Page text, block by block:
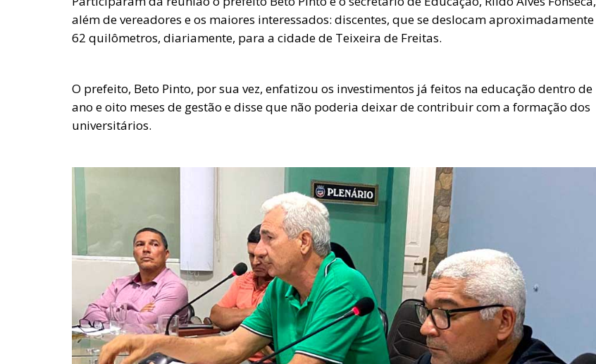
além de vereadores e os maiores interessados: discentes, que se deslocam aproximadamente
62 quilômetros, diariamente, para a cidade de Teixeira de Freitas.
O prefeito, Beto Pinto, por sua vez, enfatizou os investimentos já feitos na educação dentro de
ano e oito meses de gestão e disse que não poderia deixar de contribuir com a formação dos
universitários.